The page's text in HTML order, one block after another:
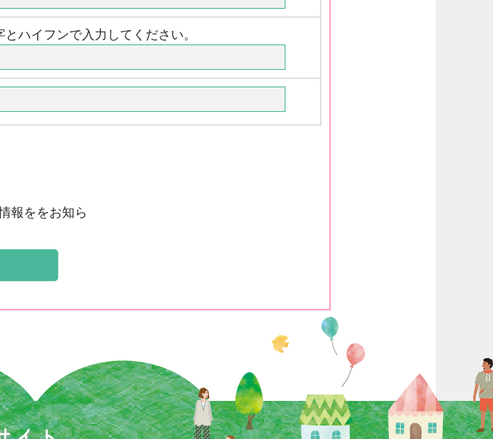
ハイフンで入力してください。
報ををお知ら